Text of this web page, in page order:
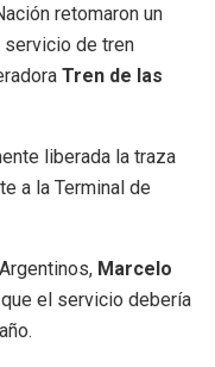
retomaron un
servicio de tren
Tren de las
liberada la traza
a la Terminal de
Marcelo
el servicio debería